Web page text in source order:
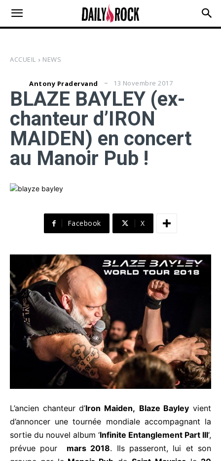
ACCUEIL NEWS
Antony Pradervand 13 Novembre 2017
BLAZE BAYLEY (ex-
chanteur d’IRON
MAIDEN) en concert
au Manoir Pub !
Facebook X
L’ancien chanteur d’Iron Maiden, Blaze Bayley vient
d’annoncer une tournée mondiale accompagnant la
sortie du nouvel album ‘Infinite Entanglement Part III‘,
prévue pour mars 2018. Ils passeront, lui et son